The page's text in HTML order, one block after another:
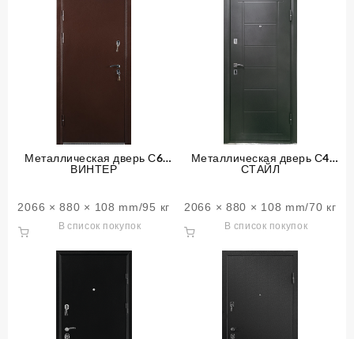
Металлическая дверь С6
ВИНТЕР
2066 × 880 × 108 mm/95 кг
В список покупок
Металлическая дверь С4
СТАЙЛ
2066 × 880 × 108 mm/70 кг
В список покупок